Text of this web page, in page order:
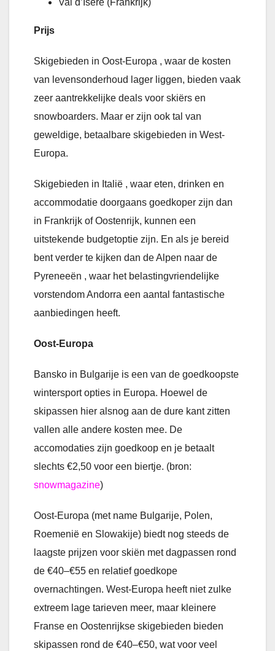
Val d’Isère (Frankrijk)
Prijs
Skigebieden in Oost-Europa , waar de kosten
van levensonderhoud lager liggen, bieden vaak
zeer aantrekkelijke deals voor skiërs en
snowboarders. Maar er zijn ook tal van
geweldige, betaalbare skigebieden in West-
Europa.
Skigebieden in Italië , waar eten, drinken en
accommodatie doorgaans goedkoper zijn dan
in Frankrijk of Oostenrijk, kunnen een
uitstekende budgetoptie zijn. En als je bereid
bent verder te kijken dan de Alpen naar de
Pyreneeën , waar het belastingvriendelijke
vorstendom Andorra een aantal fantastische
aanbiedingen heeft.
Oost-Europa
Bansko in Bulgarije is een van de goedkoopste
wintersport opties in Europa. Hoewel de
skipassen hier alsnog aan de dure kant zitten
vallen alle andere kosten mee. De
accomodaties zijn goedkoop en je betaalt
slechts €2,50 voor een biertje. (bron:
snowmagazine)
Oost-Europa (met name Bulgarije, Polen,
Roemenië en Slowakije) biedt nog steeds de
laagste prijzen voor skiën met dagpassen rond
de €40–€55 en relatief goedkope
overnachtingen. West-Europa heeft niet zulke
extreem lage tarieven meer, maar kleinere
Franse en Oostenrijkse skigebieden bieden
skipassen rond de €40–€50, wat voor veel